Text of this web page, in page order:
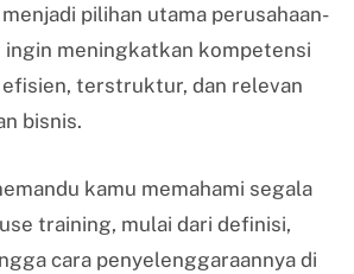
pilihan utama perusahaan-
ingin meningkatkan kompetensi
efisien, terstruktur, dan relevan
bisnis.
kamu memahami segala
training, mulai dari definisi,
cara penyelenggaraannya di